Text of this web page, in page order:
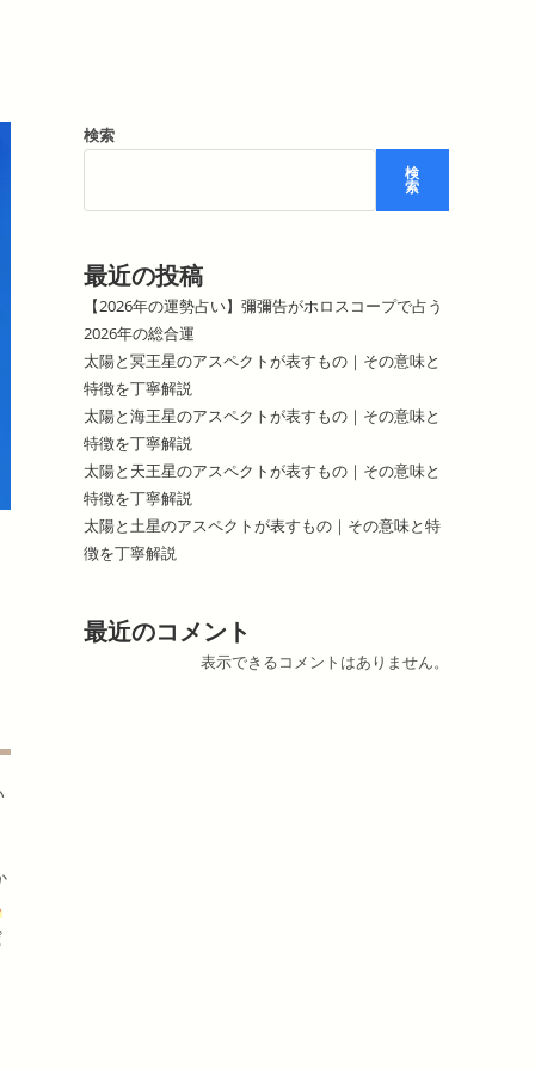
検索
検
索
最近の投稿
【2026年の運勢占い】彌彌告がホロスコープで占う
2026年の総合運
太陽と冥王星のアスペクトが表すもの｜その意味と
特徴を丁寧解説
太陽と海王星のアスペクトが表すもの｜その意味と
特徴を丁寧解説
太陽と天王星のアスペクトが表すもの｜その意味と
特徴を丁寧解説
太陽と土星のアスペクトが表すもの｜その意味と特
徴を丁寧解説
最近のコメント
表示できるコメントはありません。